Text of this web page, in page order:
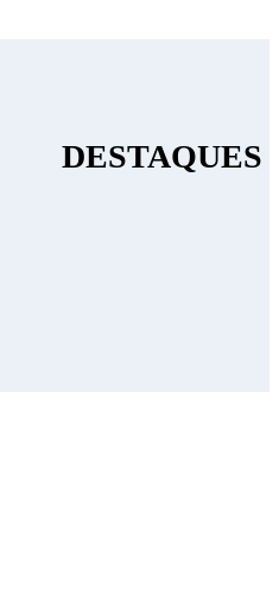
DESTAQUES